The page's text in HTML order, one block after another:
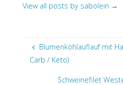
View all posts by sabolein →
Blumenkohlauflauf mit
Carb / Keto)
Schweinefilet